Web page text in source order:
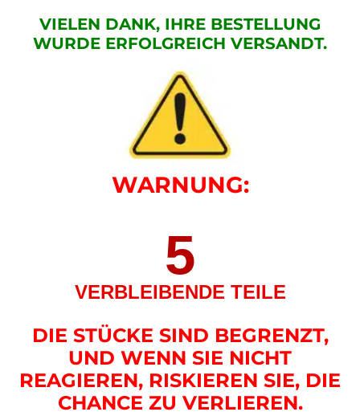
VIELEN DANK, IHRE BESTELLUNG
WURDE ERFOLGREICH VERSANDT.
WARNUNG:
VERBLEIBENDE TEILE
5
DIE STÜCKE SIND BEGRENZT,
UND WENN SIE NICHT
REAGIEREN, RISKIEREN SIE, DIE
CHANCE ZU VERLIEREN.